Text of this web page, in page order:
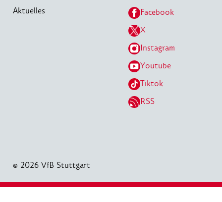
Aktuelles
Facebook
X
Instagram
Youtube
Tiktok
RSS
© 2026 VfB Stuttgart